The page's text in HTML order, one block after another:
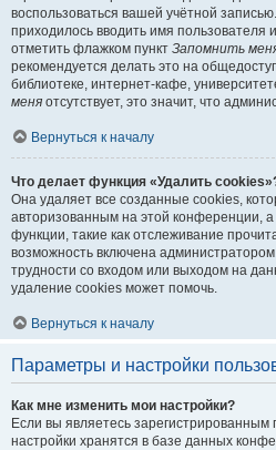
воспользоваться вашей учётной
приходилось вводить имя
отметить флажком пункт Запомнить
рекомендуется делать это на
библиотеке, интернет-кафе,
меня отсутствует, это значит, что
Вернуться к началу
Что делает функция «Удалить
Она удаляет все созданные cookies,
авторизованным на этой конференции,
функции, такие как отслеживание
возможность включена
трудности со входом или выходом на
удаление cookies может помочь.
Вернуться к началу
Параметры и настройки
Как мне изменить мои настройки?
Если вы являетесь зарегистрированным
настройки хранятся в базе данных